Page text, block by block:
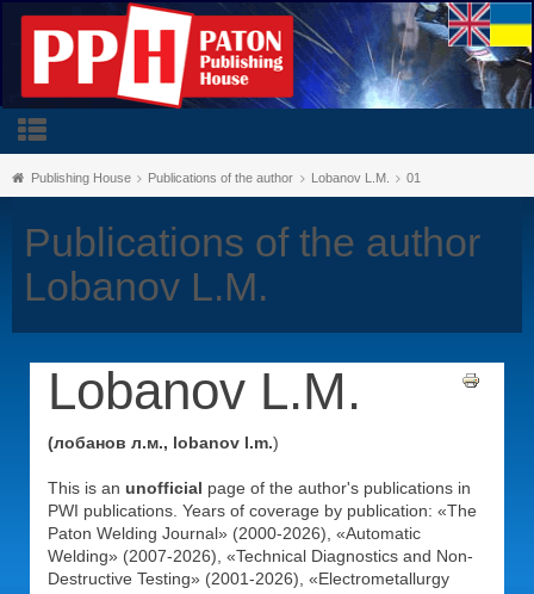
Publishing House Publications of the author Lobanov L.M. 01
Publications of the author
Lobanov L.M.
Lobanov L.M.
(лобанов л.м., lobanov l.m.)
This is an unofficial page of the author's publications in
PWI publications. Years of coverage by publication: «The
Paton Welding Journal» (2000-2026), «Automatic
Welding» (2007-2026), «Technical Diagnostics and Non-
Destructive Testing» (2001-2026), «Electrometallurgy